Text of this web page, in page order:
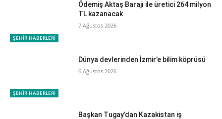
ŞEHİR HABERLERİ
Ödemiş Aktaş Barajı ile üretici 264 milyon
TL kazanacak
7 Ağustos 2026
ŞEHİR HABERLERİ
Dünya devlerinden İzmir’e bilim köprüsü
6 Ağustos 2026
Başkan Tugay’dan Kazakistan iş